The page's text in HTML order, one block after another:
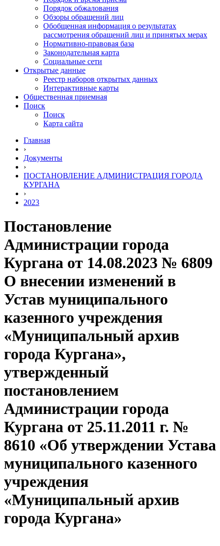
Порядок обжалования
Обзоры обращений лиц
Обобщенная информация о результатах
рассмотрения обращений лиц и принятых мерах
Нормативно-правовая база
Законодательная карта
Социальные сети
Открытые данные
Реестр наборов открытых данных
Интерактивные карты
Общественная приемная
Поиск
Поиск
Карта сайта
Главная
›
Документы
›
ПОСТАНОВЛЕНИЕ АДМИНИСТРАЦИЯ ГОРОДА
КУРГАНА
›
2023
Постановление
Администрации города
Кургана от 14.08.2023 № 6809
О внесении изменений в
Устав муниципального
казенного учреждения
«Муниципальный архив
города Кургана»,
утвержденный
постановлением
Администрации города
Кургана от 25.11.2011 г. №
8610 «Об утверждении Устава
муниципального казенного
учреждения
«Муниципальный архив
города Кургана»